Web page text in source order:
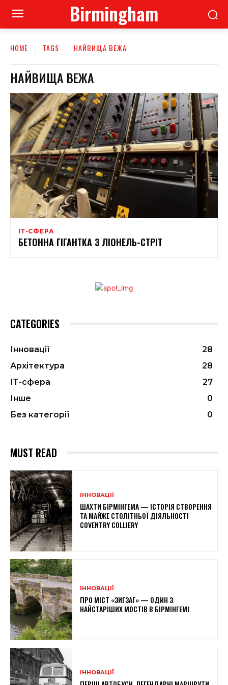
Birmingham
HOME TAGS НАЙВИЩА ВЕЖА
НАЙВИЩА ВЕЖА
ІТ-СФЕРА
БЕТОННА ГІГАНТКА З ЛІОНЕЛЬ-СТРІТ
CATEGORIES
Інновації
28
Архітектура
28
ІТ-сфера
27
Інше
0
Без категорії
0
MUST READ
ІННОВАЦІЇ
ШАХТИ БІРМІНГЕМА — ІСТОРІЯ СТВОРЕННЯ
ТА МАЙЖЕ СТОЛІТНЬОЇ ДІЯЛЬНОСТІ
COVENTRY COLLIERY
ІННОВАЦІЇ
ПРО МІСТ «ЗИГЗАГ» — ОДИН З
НАЙСТАРІШИХ МОСТІВ В БІРМІНГЕМІ
ІННОВАЦІЇ